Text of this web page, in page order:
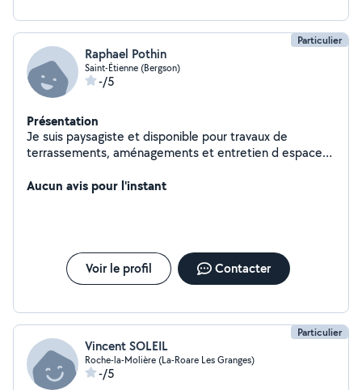
Particulier
Raphael Pothin
Saint-Étienne (Bergson)
-/5
Présentation
Je suis paysagiste et disponible pour travaux de
terrassements, aménagements et entretien d espaces
Aucun avis pour l'instant
Voir le profil Contacter
Particulier
Vincent SOLEIL
Roche-la-Molière (La-Roare Les Granges)
-/5